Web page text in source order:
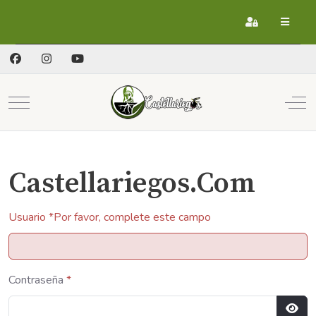
Registrarse
Mobile Menu Toggle
Castellariegos.Com
Usuario *Por favor, complete este campo
Contraseña *